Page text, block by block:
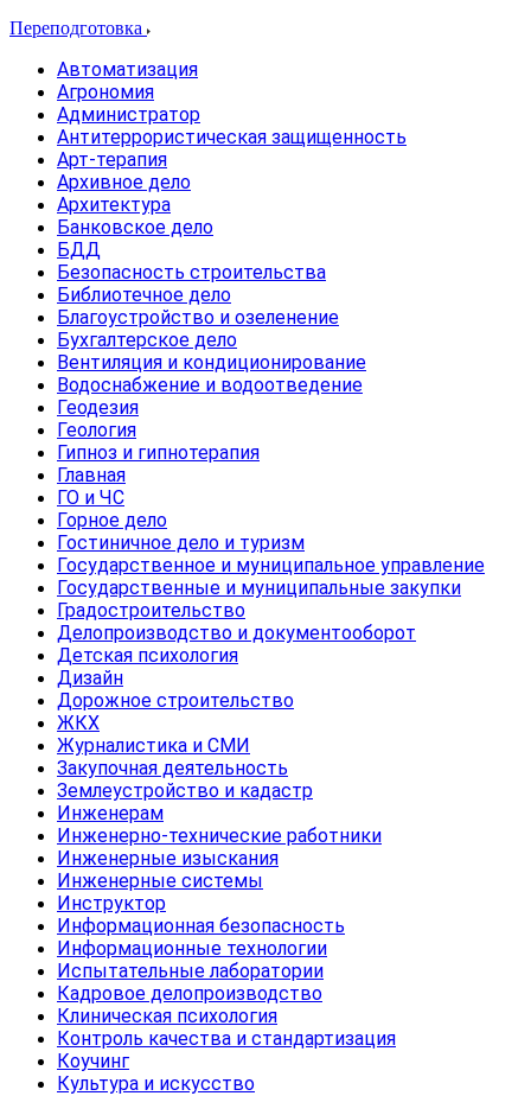
Переподготовка
Автоматизация
Агрономия
Администратор
Антитеррористическая защищенность
Арт-терапия
Архивное дело
Архитектура
Банковское дело
БДД
Безопасность строительства
Библиотечное дело
Благоустройство и озеленение
Бухгалтерское дело
Вентиляция и кондиционирование
Водоснабжение и водоотведение
Геодезия
Геология
Гипноз и гипнотерапия
Главная
ГО и ЧС
Горное дело
Гостиничное дело и туризм
Государственное и муниципальное управление
Государственные и муниципальные закупки
Градостроительство
Делопроизводство и документооборот
Детская психология
Дизайн
Дорожное строительство
ЖКХ
Журналистика и СМИ
Закупочная деятельность
Землеустройство и кадастр
Инженерам
Инженерно-технические работники
Инженерные изыскания
Инженерные системы
Инструктор
Информационная безопасность
Информационные технологии
Испытательные лаборатории
Кадровое делопроизводство
Клиническая психология
Контроль качества и стандартизация
Коучинг
Культура и искусство